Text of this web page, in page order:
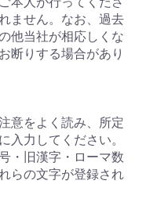
ません。なお、過去
他当社が相応しくな
断りする場合があり
意をよく読み、所定
入力してください。
・旧漢字・ローマ数
らの文字が登録され